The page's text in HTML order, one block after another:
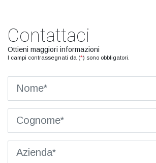
Contattaci
Ottieni maggiori informazioni
I campi contrassegnati da (*) sono obbligatori.